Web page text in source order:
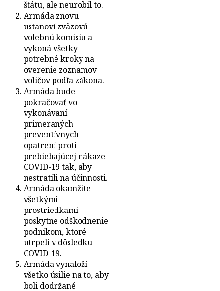
štátu, ale neurobil to.
Armáda znovu
ustanoví zväzovú
volebnú komisiu a
vykoná všetky
potrebné kroky na
overenie zoznamov
voličov podľa zákona.
Armáda bude
pokračovať vo
vykonávaní
primeraných
preventívnych
opatrení proti
prebiehajúcej nákaze
COVID-19 tak, aby
nestratili na účinnosti.
Armáda okamžite
všetkými
prostriedkami
poskytne odškodnenie
podnikom, ktoré
utrpeli v dôsledku
COVID-19.
Armáda vynaloží
všetko úsilie na to, aby
boli dodržané